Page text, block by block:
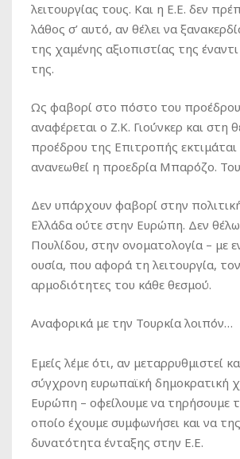
λειτουργίας τους. Και η Ε.Ε. δεν
λάθος σ’ αυτό, αν θέλει να
της χαμένης αξιοπιστίας της
της.
Ως φαβορί στο πόστο του
αναφέρεται ο Ζ.Κ. Γιούνκερ και στη
προέδρου της Επιτροπής εκτιμάται
ανανεωθεί η προεδρία Μπαρόζο.
Δεν υπάρχουν φαβορί στην
Ελλάδα ούτε στην Ευρώπη. Δεν
Πουλίδου, στην ονοματολογία – με
ουσία, που αφορά τη λειτουργία,
αρμοδιότητες του κάθε θεσμού.
Αναφορικά με την Τουρκία λοιπόν…
Εμείς λέμε ότι, αν μεταρρυθμιστεί
σύγχρονη ευρωπαϊκή δημοκρατική
Ευρώπη – οφείλουμε να τηρήσουμε
οποίο έχουμε συμφωνήσει και να
δυνατότητα ένταξης στην Ε.Ε.